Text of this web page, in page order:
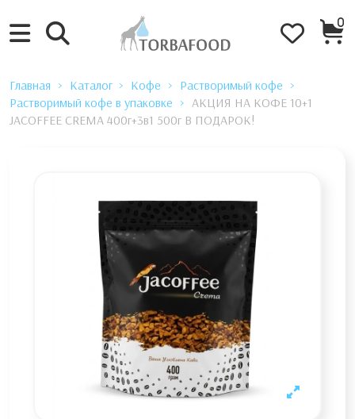
0
Главная Каталог Кофе
Растворимый кофе
Растворимый кофе в упаковке
АКЦИЯ НА КОФЕ 10+1
JACOFFEE CREMA 400г+3в1 500г В ПОДАРОК!